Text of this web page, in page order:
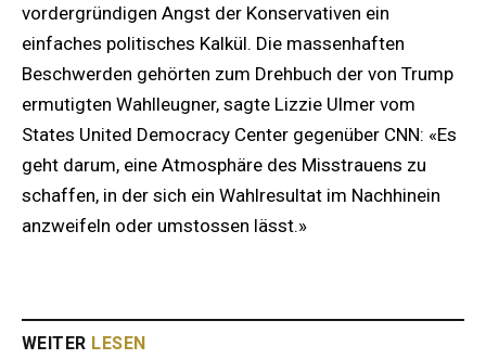
vordergründigen Angst der Konservativen ein
einfaches politisches Kalkül. Die massenhaften
Beschwerden gehörten zum Drehbuch der von Trump
ermutigten Wahlleugner, sagte Lizzie Ulmer vom
States United Democracy Center gegenüber CNN: «Es
geht darum, eine Atmosphäre des Misstrauens zu
schaffen, in der sich ein Wahlresultat im Nachhinein
anzweifeln oder umstossen lässt.»
WEITER LESEN